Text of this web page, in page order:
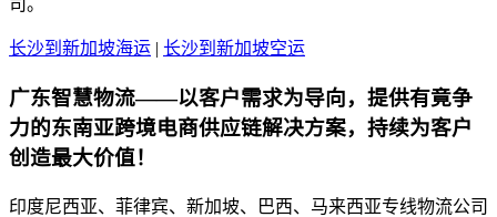
司。
长沙到新加坡海运 | 长沙到新加坡空运
广东智慧物流——以客户需求为导向，提供有竟争
力的东南亚跨境电商供应链解决方案，持续为客户
创造最大价值！
印度尼西亚、菲律宾、新加坡、巴西、马来西亚专线物流公司